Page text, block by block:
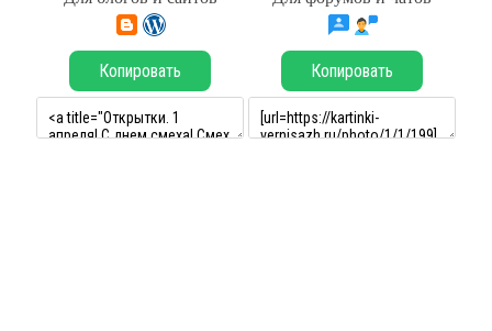
Копировать Копировать